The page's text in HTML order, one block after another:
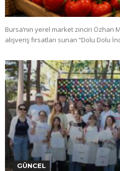
Bursa’nın yerel market zinciri Özhan
alışveriş fırsatları sunan “Dolu Dolu
GÜNCEL